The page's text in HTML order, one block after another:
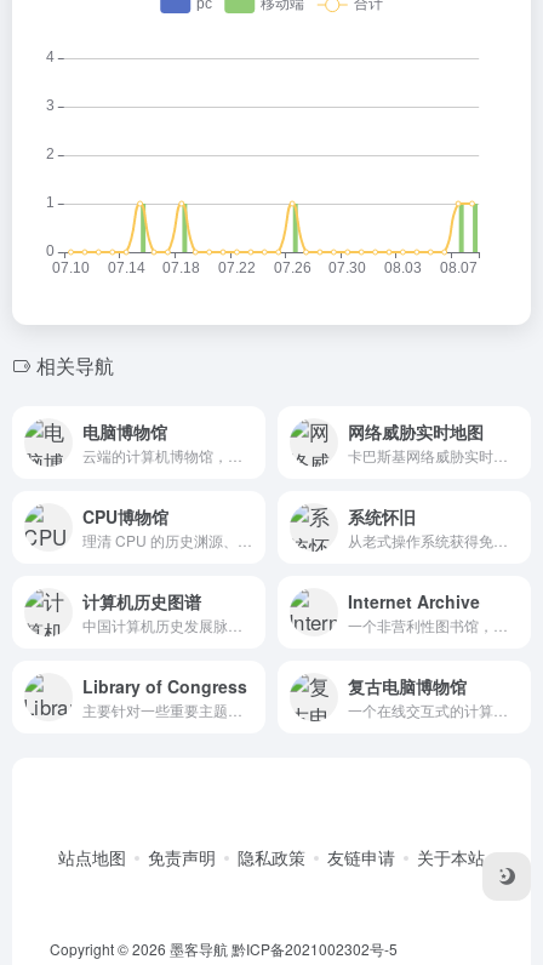
相关导航
电脑博物馆 网络威胁实时地图
CPU博物馆 系统怀旧
计算机历史图谱 Internet Archive
Library of Congress 复古电脑博物馆
站点地图 免责声明 隐私政策 友链申请 关于本站
Copyright © 2026 墨客导航黔ICP备2021002302号-5